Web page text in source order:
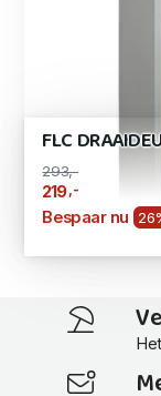
FLC
293,-
219,-
Bespaar nu